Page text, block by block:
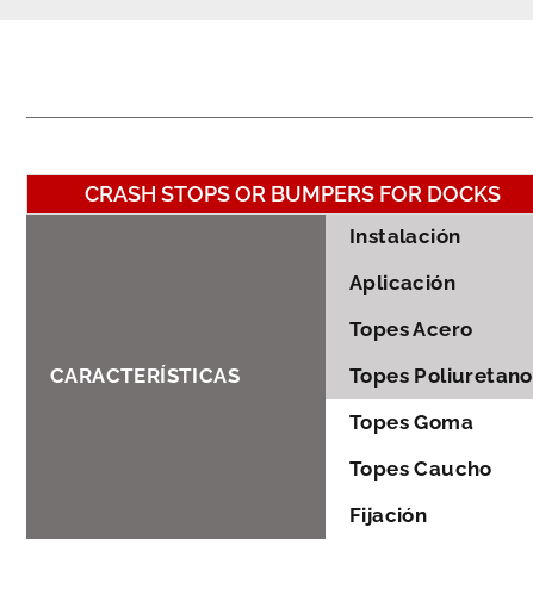
CRASH STOPS OR BUMPERS FOR DOCKS
CARACTERÍSTICAS
Instalación
Aplicación
Topes Acero
Topes Poliuretano
Topes Goma
Topes Caucho
Fijación